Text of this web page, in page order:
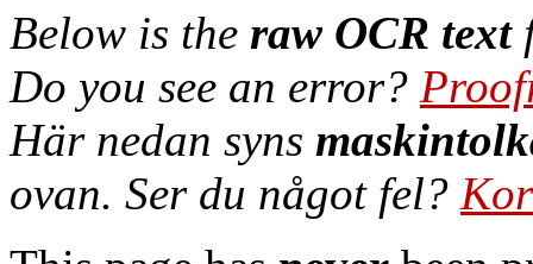
Below is the raw OCR text
Do you see an error?
Här nedan syns
ovan. Ser du något fel?